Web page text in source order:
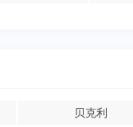
贝克利